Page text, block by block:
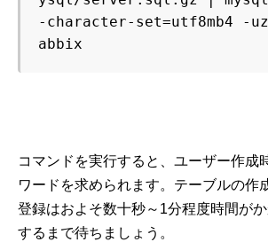
-character-set=utf8mb4 -
abbix
コマンドを実行すると、ユーザー作成
ワードを求められます。テーブルの作
登録はおよそ数十秒～1分程度時間が
するまで待ちましょう。